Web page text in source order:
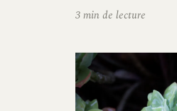
3 min de lecture